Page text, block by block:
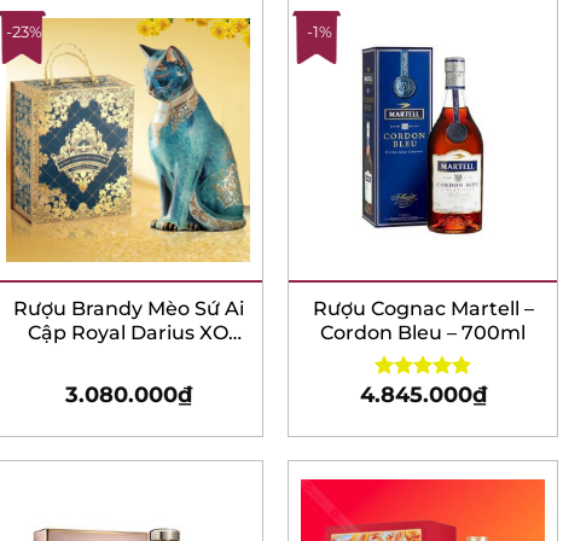
-23%
Rượu Brandy Mèo Sứ Ai
Cập Royal Darius XO
3.080.000₫
-1%
Rượu Cognac Martell –
Cordon Bleu – 700ml
Rated4.83
4.845.000₫